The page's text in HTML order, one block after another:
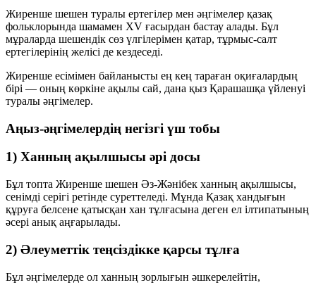
Жиренше шешен туралы ертегілер мен әңгімелер қазақ
фольклорында шамамен XV ғасырдан бастау алады. Бұл
мұраларда шешендік сөз үлгілерімен қатар, тұрмыс-салт
ертегілерінің желісі де кездеседі.
Жиренше есімімен байланысты ең кең тараған оқиғалардың
бірі — оның көркіне ақылы сай, дана қыз Қарашашқа үйленуі
туралы әңгімелер.
Аңыз-әңгімелердің негізгі үш тобы
1) Ханның ақылшысы әрі досы
Бұл топта Жиренше шешен Әз-Жәнібек ханның ақылшысы,
сенімді серігі ретінде суреттеледі. Мұнда Қазақ хандығын
құруға белсене қатысқан хан тұлғасына деген ел ілтипатының
әсері анық аңғарылады.
2) Әлеуметтік теңсіздікке қарсы тұлға
Бұл әңгімелерде ол ханның зорлығын әшкерелейтін,